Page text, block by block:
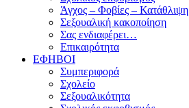
Άγχος – Φοβίες – Κατάθλιψη
Σεξουαλική κακοποίηση
Σας ενδιαφέρει…
Επικαιρότητα
ΕΦΗΒΟΙ
Συμπεριφορά
Σχολείο
Σεξουαλικότητα